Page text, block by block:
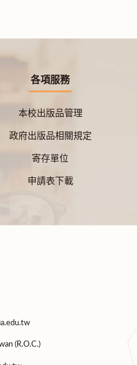
各項服務
本校出版品管理
政府出版品相關規定
寄存單位
申請表下載
(R.O.C.)